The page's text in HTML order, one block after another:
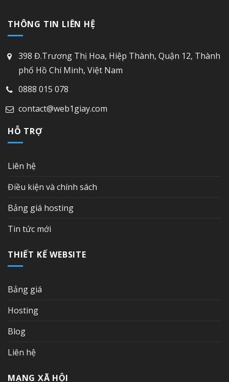
THÔNG TIN LIÊN HỆ
398 Đ.Trương Thị Hoa, Hiệp Thành, Quận 12, Thành
phố Hồ Chí Minh, Việt Nam
0888 015 078
contact@web1giay.com
HỖ TRỢ
Liên hệ
Điều kiện và chính sách
Bảng giá hosting
Tin tức mới
THIẾT KẾ WEBSITE
Bảng giá
Hosting
Blog
Liên hệ
MẠNG XÃ HỘI